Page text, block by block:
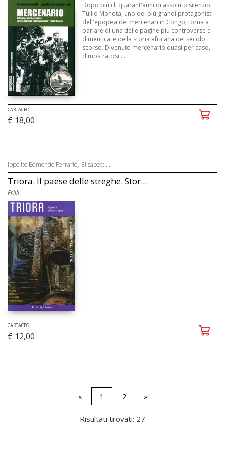
Dopo più di quarant'anni di assoluto silenzio,
Tullio Moneta, uno dei più grandi protagonisti
dell'epopea dei mercenari in Congo, torna a
parlare di una delle pagine più controverse e
dimenticate della storia africana del secolo
scorso. Divenuto mercenario quasi per caso,
dimostratosi ...
CARTACEO
€ 18,00
Ippolito Edmondo Ferrario, Elisabett ...
Triora. Il paese delle streghe. Stor...
Frilli
CARTACEO
€ 12,00
« 1 2 »
Risultati trovati: 27